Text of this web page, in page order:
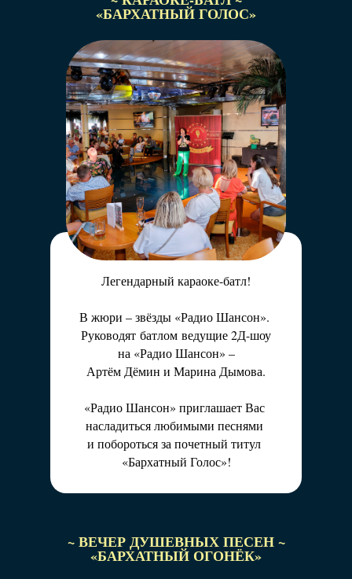
«БАРХАТНЫЙ ГОЛОС»
Легендарный караоке-батл!
В жюри – звёзды «Радио Шансон».
Руководят батлом ведущие 2Д-шоу
на «Радио Шансон» –
Артём Дёмин и Марина Дымова.
«Радио Шансон» приглашает Вас
насладиться любимыми песнями
и побороться за почетный титул
«Бархатный Голос»!
~ ВЕЧЕР ДУШЕВНЫХ ПЕСЕН ~
«БАРХАТНЫЙ ОГОНЁК»
«Радио Шансон» зажигает теплые огни
самых
душевных вечеров!
Сразу после концертов, заходите к нам
на «Бархатный огонёк» в бар «Бархатный
Шансон».
Вас ждут творческие вечера любимых
артистов
в уникальном формате.
Дружеская атмосфера, откровенные истории
и песни